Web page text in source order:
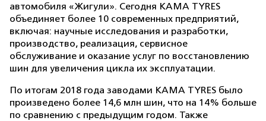
автомобиля «Жигули». Сегодня КAMA TYRES
объединяет более 10 современных предприятий,
включая: научные исследования и разработки,
производство, реализация, сервисное
обслуживание и оказание услуг по восстановлению
шин для увеличения цикла их эксплуатации.
По итогам 2018 года заводами КAMA TYRES было
произведено более 14,6 млн шин, что на 14% больше
по сравнению с предыдущим годом. Также